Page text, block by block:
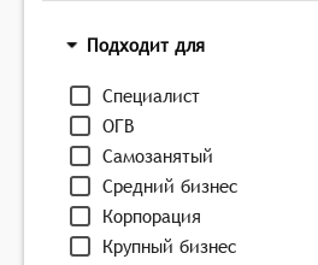
Подходит для
Специалист
ОГВ
Самозанятый
Средний бизнес
Корпорация
Крупный бизнес